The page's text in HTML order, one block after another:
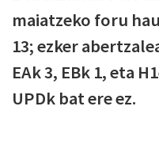
maiatzeko foru
13; ezker
EAk 3, EBk 1, eta
UPDk bat ere ez.